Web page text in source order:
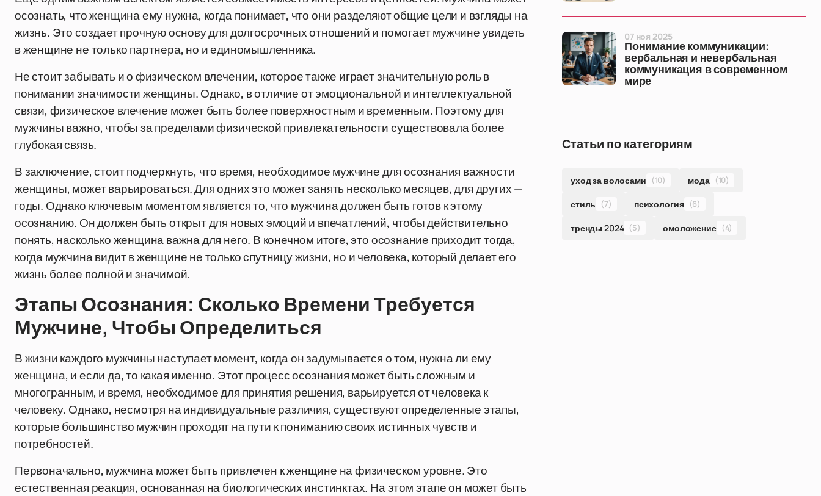
осознать, что женщина ему нужна, когда понимает, что они разделяют общие цели и взгляды на
жизнь. Это создает прочную основу для долгосрочных отношений и помогает мужчине увидеть
в женщине не только партнера, но и единомышленника.
Не стоит забывать и о физическом влечении, которое также играет значительную роль в
понимании значимости женщины. Однако, в отличие от эмоциональной и интеллектуальной
связи, физическое влечение может быть более поверхностным и временным. Поэтому для
мужчины важно, чтобы за пределами физической привлекательности существовала более
глубокая связь.
В заключение, стоит подчеркнуть, что время, необходимое мужчине для осознания важности
женщины, может варьироваться. Для одних это может занять несколько месяцев, для других —
годы. Однако ключевым моментом является то, что мужчина должен быть готов к этому
осознанию. Он должен быть открыт для новых эмоций и впечатлений, чтобы действительно
понять, насколько женщина важна для него. В конечном итоге, это осознание приходит тогда,
когда мужчина видит в женщине не только спутницу жизни, но и человека, который делает его
жизнь более полной и значимой.
Этапы Осознания: Сколько Времени Требуется
Мужчине, Чтобы Определиться
В жизни каждого мужчины наступает момент, когда он задумывается о том, нужна ли ему
женщина, и если да, то какая именно. Этот процесс осознания может быть сложным и
многогранным, и время, необходимое для принятия решения, варьируется от человека к
человеку. Однако, несмотря на индивидуальные различия, существуют определенные этапы,
которые большинство мужчин проходят на пути к пониманию своих истинных чувств и
потребностей.
Первоначально, мужчина может быть привлечен к женщине на физическом уровне. Это
естественная реакция, основанная на биологических инстинктах. На этом этапе он может быть
Понимание коммуникации:
вербальная и невербальная
коммуникация в современном
мире
07 ноя 2025
Статьи по категориям
уход за волосами (10) мода (10)
стиль (7) психология (6)
тренды 2024 (5) омоложение (4)